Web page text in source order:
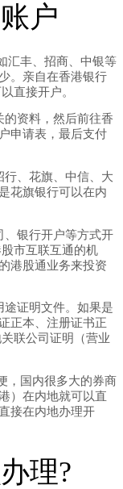
户
汇丰、招商、中银等
。亲自在香港银行
直接开户。
资料，然后前往香
申请表，最后支付
、花旗、中信、大
花旗银行可以在内
、银行开户等方式开
市互联互通的机
港股通业务来投资
途证明文件。如果是
正本、注册证书正
联公司证明（营业
，国内很多大的券商
）在内地就可以直
接在内地办理开
理?